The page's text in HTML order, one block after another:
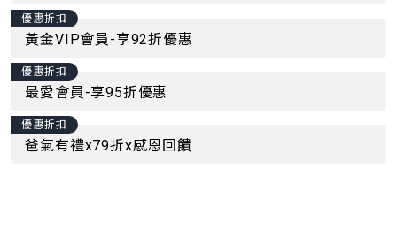
優惠折扣
黃金VIP會員-享92折優惠
優惠折扣
最愛會員-享95折優惠
優惠折扣
爸氣有禮x79折x感恩回饋